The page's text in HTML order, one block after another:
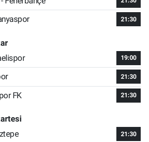
21:30
19:00
21:30
FK 21:30
21:30